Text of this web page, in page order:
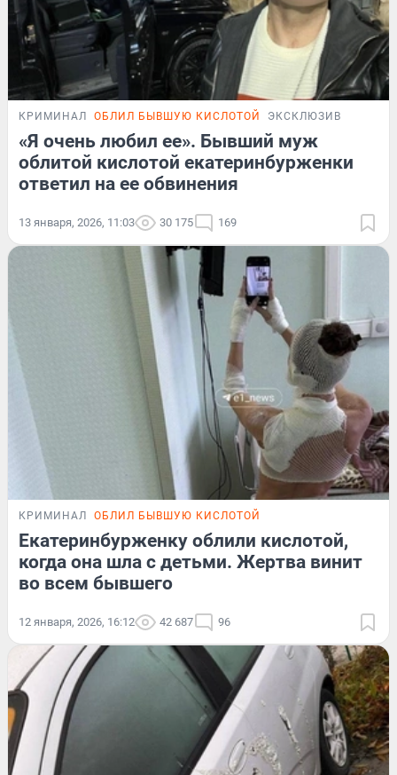
КРИМИНАЛ ОБЛИЛ БЫВШУЮ КИСЛОТОЙ ЭКСКЛЮЗИВ
«Я очень любил ее». Бывший муж
облитой кислотой екатеринбурженки
ответил на ее обвинения
13 января, 2026, 11:03 30 175 169
КРИМИНАЛ ОБЛИЛ БЫВШУЮ КИСЛОТОЙ
Екатеринбурженку облили кислотой,
когда она шла с детьми. Жертва винит
во всем бывшего
12 января, 2026, 16:12 42 687 96